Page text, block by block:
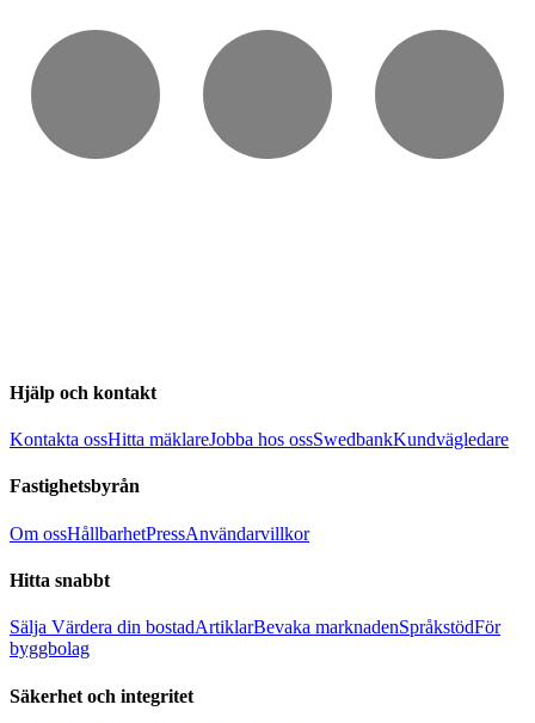
Hjälp och kontakt
Kontakta ossHitta mäklareJobba hos ossSwedbankKundvägledare
Fastighetsbyrån
Om ossHållbarhetPressAnvändarvillkor
Hitta snabbt
Sälja Värdera din bostadArtiklarBevaka marknadenSpråkstödFör
byggbolag
Säkerhet och integritet